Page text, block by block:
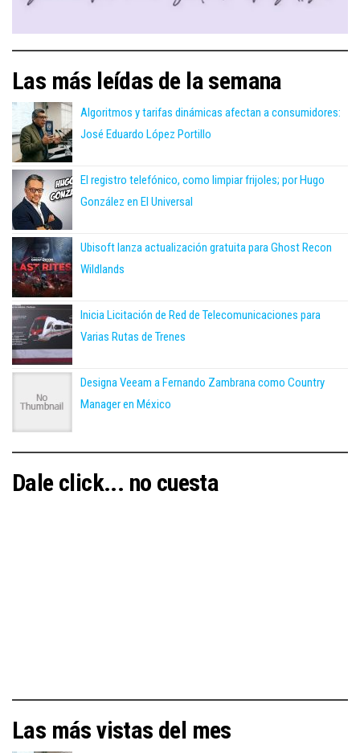
Las más leídas de la semana
Algoritmos y tarifas dinámicas afectan a consumidores:
José Eduardo López Portillo
El registro telefónico, como limpiar frijoles; por Hugo
González en El Universal
Ubisoft lanza actualización gratuita para Ghost Recon
Wildlands
Inicia Licitación de Red de Telecomunicaciones para
Varias Rutas de Trenes
Designa Veeam a Fernando Zambrana como Country
Manager en México
Dale click... no cuesta
Las más vistas del mes